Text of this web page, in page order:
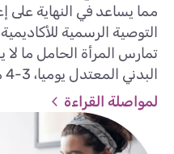
مما يساعد في النهاية على
التوصية الرسمية
البدني المعتدل يوميا، 3-4 مرات في الأسبوع.
لمواصلة القراءة